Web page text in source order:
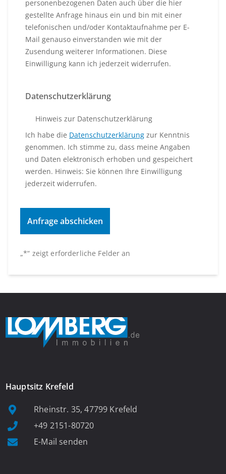
„*“ zeigt erforderliche Felder an
personenbezogenen Daten auch über die hier
gestellte Anfrage hinaus ein und bin mit einer
telefonischen und/oder Kontaktaufnahme per E-
Mail genauso einverstanden wie mit der
Zusendung weiterer Informationen. Diese
Einwilligung kann ich jederzeit widerrufen.
Datenschutzerklärung
Hinweis zur Datenschutzerklärung
Ich habe die Datenschutzerklärung zur Kenntnis
genommen. Ich stimme zu, dass meine Angaben
und Daten elektronisch erhoben und gespeichert
werden. Hinweis: Sie können Ihre Einwilligung
jederzeit widerrufen.
Hauptsitz Krefeld
Rheinstr. 35, 47799 Krefeld
+49 2151-80720
E-Mail senden